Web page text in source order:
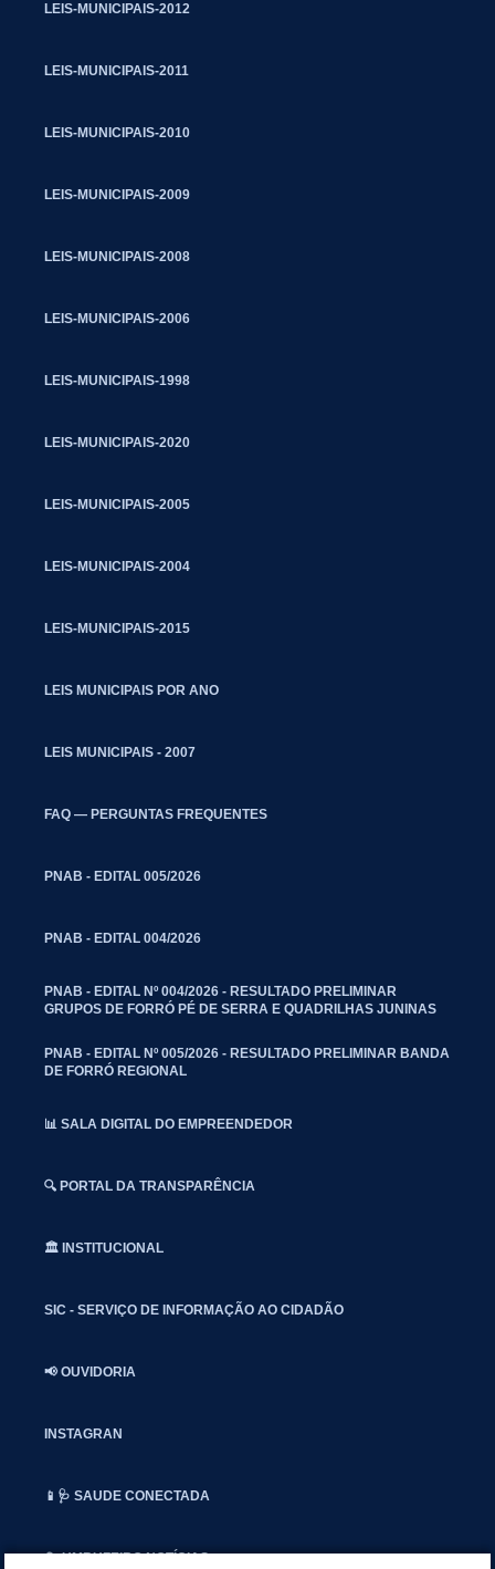
LEIS-MUNICIPAIS-2012
LEIS-MUNICIPAIS-2011
LEIS-MUNICIPAIS-2010
LEIS-MUNICIPAIS-2009
LEIS-MUNICIPAIS-2008
LEIS-MUNICIPAIS-2006
LEIS-MUNICIPAIS-1998
LEIS-MUNICIPAIS-2020
LEIS-MUNICIPAIS-2005
LEIS-MUNICIPAIS-2004
LEIS-MUNICIPAIS-2015
LEIS MUNICIPAIS POR ANO
LEIS MUNICIPAIS - 2007
FAQ — PERGUNTAS FREQUENTES
PNAB - EDITAL 005/2026
PNAB - EDITAL 004/2026
PNAB - EDITAL Nº 004/2026 - RESULTADO PRELIMINAR
GRUPOS DE FORRÓ PÉ DE SERRA E QUADRILHAS JUNINAS
PNAB - EDITAL Nº 005/2026 - RESULTADO PRELIMINAR BANDA
DE FORRÓ REGIONAL
📊 SALA DIGITAL DO EMPREENDEDOR
🔍 PORTAL DA TRANSPARÊNCIA
🏛️ INSTITUCIONAL
SIC - SERVIÇO DE INFORMAÇÃO AO CIDADÃO
📢 OUVIDORIA
INSTAGRAN
📱🩺 SAUDE CONECTADA
🎭 UMBUZEIRO NOTÍCIAS